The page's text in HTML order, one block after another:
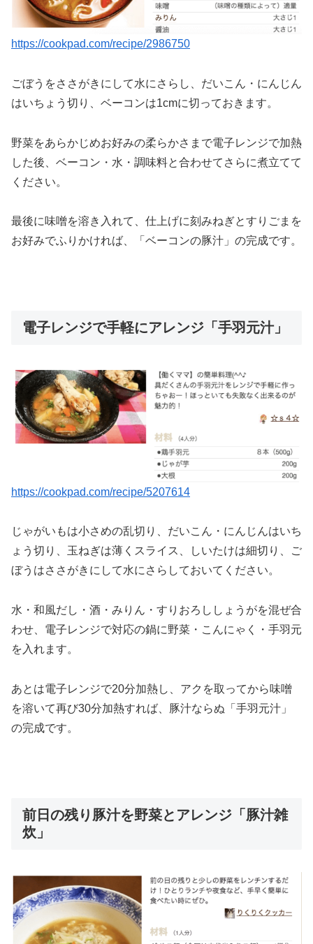
https://cookpad.com/recipe/2986750
ごぼうをささがきにして水にさらし、だいこん・にんじん
はいちょう切り、ベーコンは1cmに切っておきます。
野菜をあらかじめお好みの柔らかさまで電子レンジで加熱
した後、ベーコン・水・調味料と合わせてさらに煮立てて
ください。
最後に味噌を溶き入れて、仕上げに刻みねぎとすりごまを
お好みでふりかければ、「ベーコンの豚汁」の完成です。
電子レンジで手軽にアレンジ「手羽元汁」
https://cookpad.com/recipe/5207614
じゃがいもは小さめの乱切り、だいこん・にんじんはいち
ょう切り、玉ねぎは薄くスライス、しいたけは細切り、ご
ぼうはささがきにして水にさらしておいてください。
水・和風だし・酒・みりん・すりおろししょうがを混ぜ合
わせ、電子レンジで対応の鍋に野菜・こんにゃく・手羽元
を入れます。
あとは電子レンジで20分加熱し、アクを取ってから味噌
を溶いて再び30分加熱すれば、豚汁ならぬ「手羽元汁」
の完成です。
前日の残り豚汁を野菜とアレンジ「豚汁雑
炊」